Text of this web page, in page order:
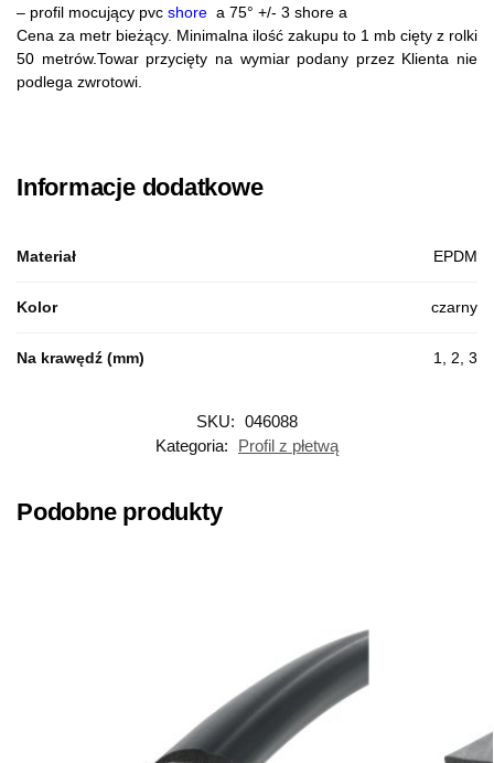
– profil mocujący pvc shore a 75° +/- 3 shore a
Cena za metr bieżący. Minimalna ilość zakupu to 1 mb cięty z rolki
50 metrów.Towar przycięty na wymiar podany przez Klienta nie
podlega zwrotowi.
Informacje dodatkowe
Materiał EPDM
Kolor czarny
Na krawędź (mm) 1, 2, 3
SKU: 046088
Kategoria:
Profil z płetwą
Podobne produkty